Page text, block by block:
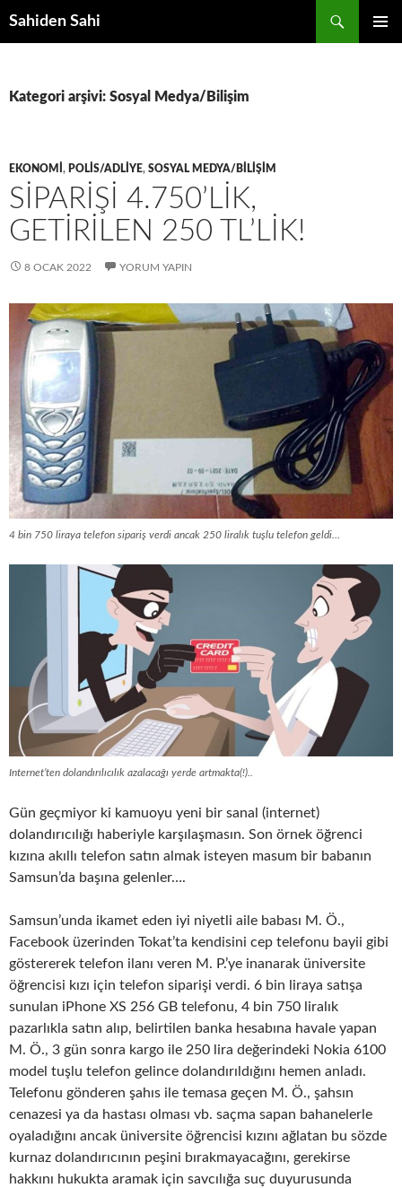
Sahiden Sahi
Kategori arşivi: Sosyal Medya/Bilişim
EKONOMI , POLIS/ADLIYE, SOSYAL MEDYA/BILIŞIM
SIPARIŞI 4.750’LIK,
GETIRILEN 250 TL’LIK!
8 OCAK 2022 YORUM YAPIN
4 bin 750 liraya telefon sipariş verdi ancak 250 liralık tuşlu telefon geldi…
Internet’ten dolandırılıcılık azalacağı yerde artmakta(!)..
Gün geçmiyor ki kamuoyu yeni bir sanal (internet)
dolandırıcılığı haberiyle karşılaşmasın. Son örnek öğrenci
kızına akıllı telefon satın almak isteyen masum bir babanın
Samsun’da başına gelenler….
Samsun’unda ikamet eden iyi niyetli aile babası M. Ö.,
Facebook üzerinden Tokat’ta kendisini cep telefonu bayii gibi
göstererek telefon ilanı veren M. P.’ye inanarak üniversite
öğrencisi kızı için telefon siparişi verdi. 6 bin liraya satışa
sunulan iPhone XS 256 GB telefonu, 4 bin 750 liralık
pazarlıkla satın alıp, belirtilen banka hesabına havale yapan
M. Ö., 3 gün sonra kargo ile 250 lira değerindeki Nokia 6100
model tuşlu telefon gelince dolandırıldığını hemen anladı.
Telefonu gönderen şahıs ile temasa geçen M. Ö., şahsın
cenazesi ya da hastası olması vb. saçma sapan bahanelerle
oyaladığını ancak üniversite öğrencisi kızını ağlatan bu sözde
kurnaz dolandırıcının peşini bırakmayacağını, gerekirse
hakkını hukukta aramak için savcılığa suç duyurusunda